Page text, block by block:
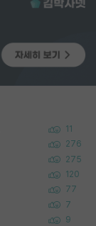
11
276
275
120
77
7
9